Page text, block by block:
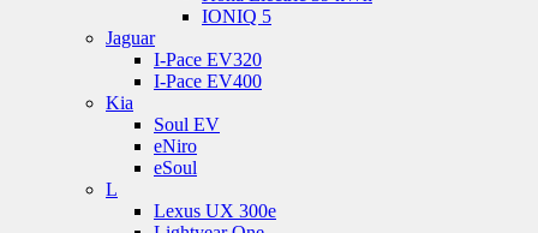
IONIQ 5
Jaguar
I-Pace EV320
I-Pace EV400
Kia
Soul EV
eNiro
eSoul
L
Lexus UX 300e